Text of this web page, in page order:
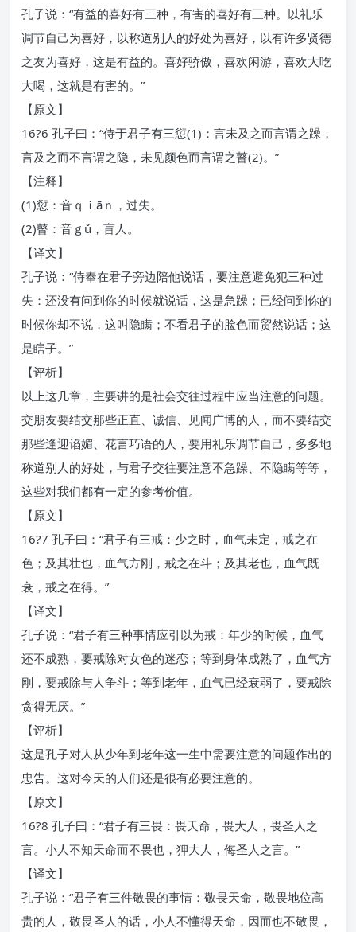
孔子说：“有益的喜好有三种，有害的喜好有三种。以礼乐
调节自己为喜好，以称道别人的好处为喜好，以有许多贤德
之友为喜好，这是有益的。喜好骄傲，喜欢闲游，喜欢大吃
大喝，这就是有害的。”
【原文】
16?6 孔子曰：“侍于君子有三愆(1)：言未及之而言谓之躁，
言及之而不言谓之隐，未见颜色而言谓之瞽(2)。”
【注释】
(1)愆：音ｑｉāｎ，过失。
(2)瞽：音ｇǔ，盲人。
【译文】
孔子说：“侍奉在君子旁边陪他说话，要注意避免犯三种过
失：还没有问到你的时候就说话，这是急躁；已经问到你的
时候你却不说，这叫隐瞒；不看君子的脸色而贸然说话；这
是瞎子。”
【评析】
以上这几章，主要讲的是社会交往过程中应当注意的问题。
交朋友要结交那些正直、诚信、见闻广博的人，而不要结交
那些逢迎谄媚、花言巧语的人，要用礼乐调节自己，多多地
称道别人的好处，与君子交往要注意不急躁、不隐瞒等等，
这些对我们都有一定的参考价值。
【原文】
16?7 孔子曰：“君子有三戒：少之时，血气未定，戒之在
色；及其壮也，血气方刚，戒之在斗；及其老也，血气既
衰，戒之在得。”
【译文】
孔子说：“君子有三种事情应引以为戒：年少的时候，血气
还不成熟，要戒除对女色的迷恋；等到身体成熟了，血气方
刚，要戒除与人争斗；等到老年，血气已经衰弱了，要戒除
贪得无厌。”
【评析】
这是孔子对人从少年到老年这一生中需要注意的问题作出的
忠告。这对今天的人们还是很有必要注意的。
【原文】
16?8 孔子曰：“君子有三畏：畏天命，畏大人，畏圣人之
言。小人不知天命而不畏也，狎大人，侮圣人之言。”
【译文】
孔子说：“君子有三件敬畏的事情：敬畏天命，敬畏地位高
贵的人，敬畏圣人的话，小人不懂得天命，因而也不敬畏，